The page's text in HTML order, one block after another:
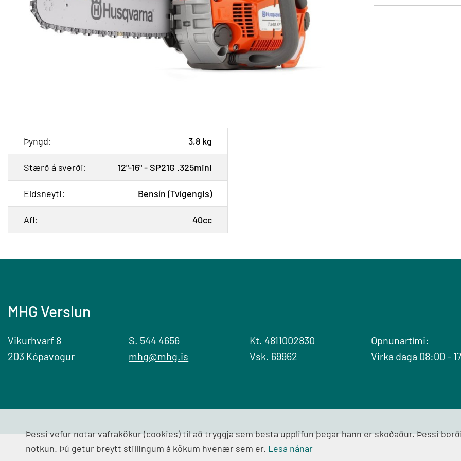
Þyngd: 3,8 kg
Stærð á sverði: 12"-16" - SP21G .325mini
Eldsneyti: Bensín (Tvígengis)
Afl: 40cc
MHG Verslun
Vikurhvarf 8
203 Kópavogur
S. 544 4656
mhg@mhg.is
Kt. 4811002830
Vsk. 69962
Opnunartími:
Virka daga 08:00 -
Þessi vefur notar vafrakökur (cookies) til að tryggja sem besta upplifun þegar hann er skoðaður. Þessi
notkun. Þú getur breytt stillingum á kökum hvenær sem er. Lesa nánar